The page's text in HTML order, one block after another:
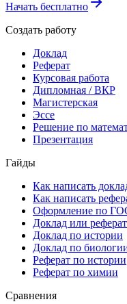
Начать бесплатно
Создать работу
Доклад
Реферат
Курсовая работа
Дипломная / ВКР
Магистерская
Эссе
Решение по
Презентация
Гайды
Как написать
Как написать
Оформление по
Доклад или реферат
Доклад по истории
Доклад по
Реферат по истории
Реферат по химии
Сравнения